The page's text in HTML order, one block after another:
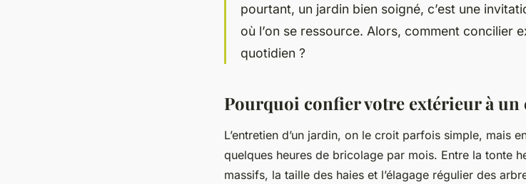
pourtant, un jardin bien soigné, c’est une
où l’on se ressource. Alors, comment concilier
quotidien ?
Pourquoi confier votre extérieur à un
L’entretien d’un jardin, on le croit parfois simple, mais
quelques heures de bricolage par mois. Entre la tonte
massifs, la taille des haies et l’élagage régulier des